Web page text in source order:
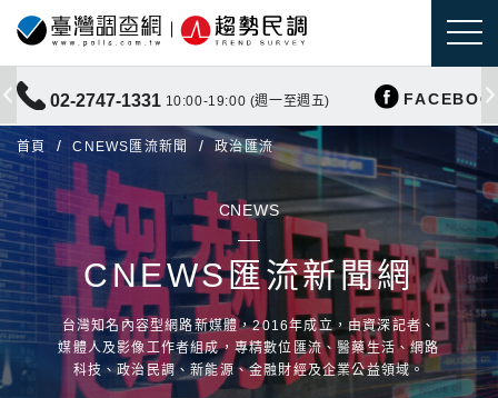
02-2747-1331 10:00-19:00 (週一至週五)
首頁 CNEWS匯流新聞 政治匯流
CNEWS
CNEWS匯流新聞網
台灣知名內容型網路新媒體，2016年成立，由資深記者、
媒體人及影像工作者組成，專精數位匯流、醫藥生活、網路
科技、政治民調、新能源、金融財經及企業公益領域。